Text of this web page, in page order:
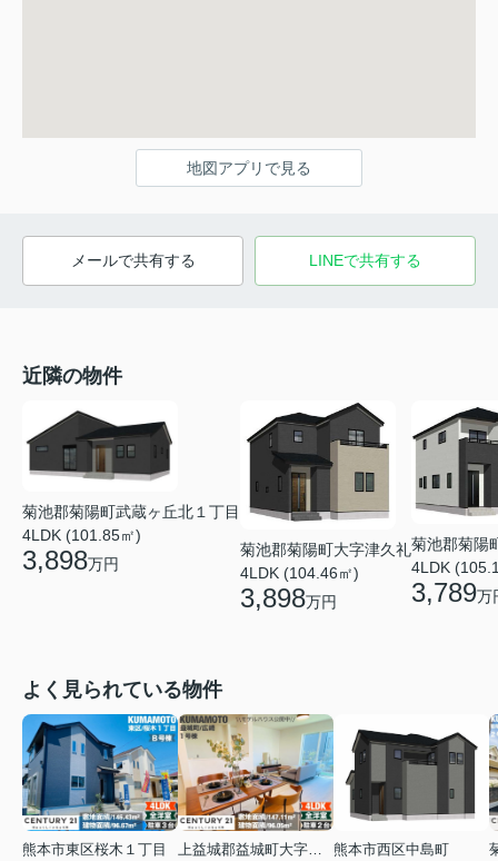
地図アプリで見る
メールで共有する LINEで共有する
近隣の物件
菊池郡菊陽町武蔵ヶ丘北１丁目
4LDK (101.85㎡)
3,898万円
菊池郡菊陽町大字津久礼
4LDK (104.46㎡)
3,898万円
菊池郡菊陽
4LDK
3,789万
よく見られている物件
熊本市東区桜木１丁目
上益城郡益城町大字広崎
熊本市西区中島町